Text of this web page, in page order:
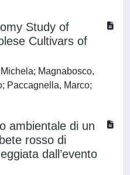
Study of
Cultivars of
Magnabosco,
Paccagnella, Marco;
ambientale di un
rosso di
dall’evento